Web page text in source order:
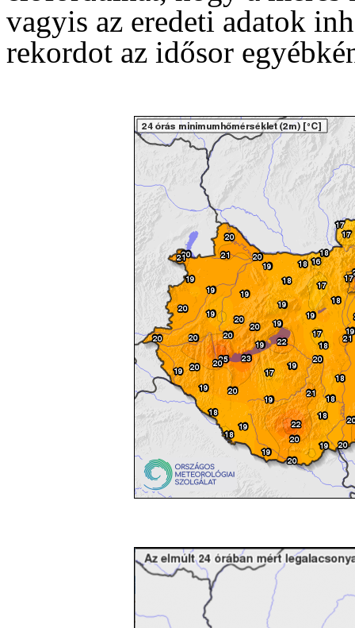
vagyis az eredeti adatok
rekordot az idősor